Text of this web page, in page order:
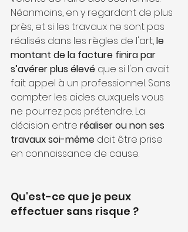
Néanmoins, en y regardant de plus
près, et si les travaux ne sont pas
réalisés dans les règles de l'art, le
montant de la facture finira par
s’avérer plus élevé que si l'on avait
fait appel à un professionnel. Sans
compter les aides auxquels vous
ne pourrez pas prétendre. La
décision entre réaliser ou non ses
travaux soi-même doit être prise
en connaissance de cause.
Qu'est-ce que je peux
effectuer sans risque ?